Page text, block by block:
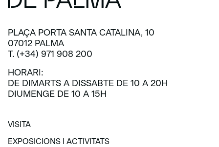
PLAÇA PORTA SANTA CATALINA, 10
07012 PALMA
T. (+34) 971 908 200
HORARI:
DE DIMARTS A DISSABTE DE 10 A 20H
DIUMENGE DE 10 A 15H
VISITA
VISITA
EXPOSICIONS I ACTIVITATS